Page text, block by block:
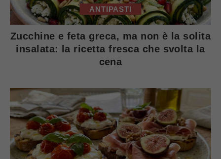
ANTIPASTI
Zucchine e feta greca, ma non è la solita
insalata: la ricetta fresca che svolta la
cena